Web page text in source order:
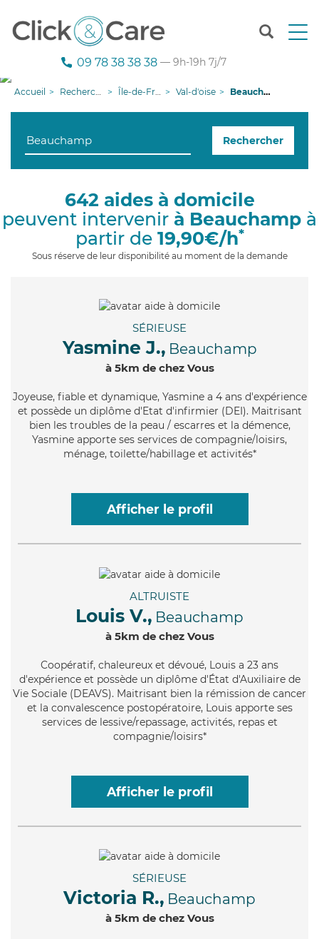
T
n
g
i
09 78 38 38 38 — 9h-19h 7j/7
Accueil Recherche aide à domicile Île-de-France Val-d'oise Beauchamp
Rechercher
642 aides à domicile
peuvent intervenir à Beauchamp à
partir de 19,90€/h*
Sous réserve de leur disponibilité au moment de la demande
SÉRIEUSE
Yasmine J., Beauchamp
à 5km de chez Vous
Joyeuse, fiable et dynamique, Yasmine a 4 ans d'expérience
et possède un diplôme d'Etat d'infirmier (DEI). Maitrisant
bien les troubles de la peau / escarres et la démence,
Yasmine apporte ses services de compagnie/loisirs,
ménage, toilette/habillage et activités*
Afficher le profil
ALTRUISTE
Louis V., Beauchamp
à 5km de chez Vous
Coopératif, chaleureux et dévoué, Louis a 23 ans
d'expérience et possède un diplôme d'État d'Auxiliaire de
Vie Sociale (DEAVS). Maitrisant bien la rémission de cancer
et la convalescence postopératoire, Louis apporte ses
services de lessive/repassage, activités, repas et
compagnie/loisirs*
Afficher le profil
SÉRIEUSE
Victoria R., Beauchamp
à 5km de chez Vous